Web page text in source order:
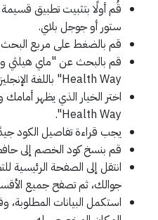
قُم أولًا بتثبيت تطبيق
ستور أو جوجل بلاي.
قم بالضغط على مربع
Health Way" باللغة الإنجليزية.
Health Way".
يجب قراءة تفاصيل الكود
قم بنسخ كود الخصم إلى
انتقل إلى الصفحة الرئيسية
جوالك، ثم تصفح جميع
استكمل البيانات